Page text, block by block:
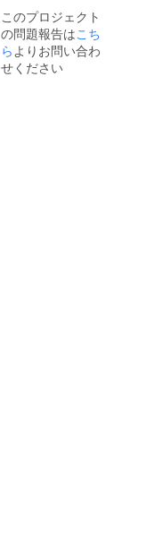
ゴデー
タを掲
載の場
合、
データ
このプロジェクト
の問題報告はこち
らよりお問い合わ
せください